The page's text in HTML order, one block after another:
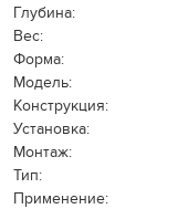
Глубина:
Вес:
Форма:
Модель:
Конструкция:
Установка:
Монтаж:
Тип:
Применение: